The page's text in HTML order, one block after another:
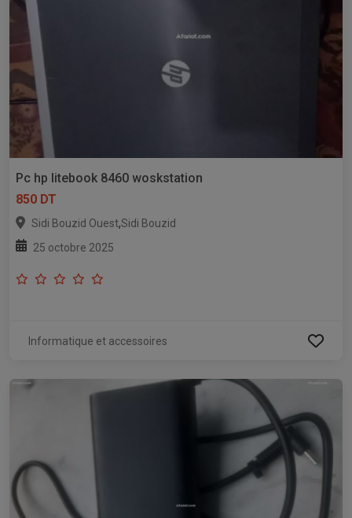
Pc hp litebook 8460 woskstation
850 DT
Sidi Bouzid Ouest,Sidi Bouzid
25 octobre 2025
Informatique et accessoires